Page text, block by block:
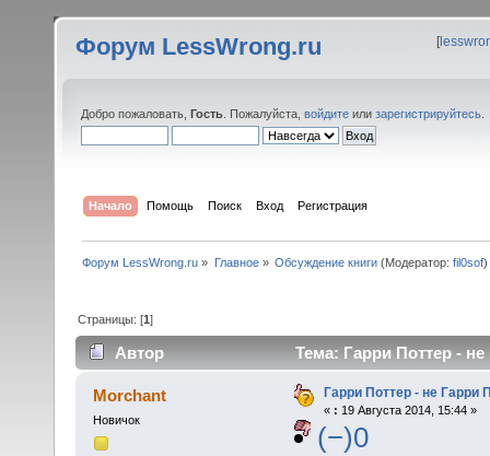
Форум LessWrong.ru [
Добро пожаловать, Гость . Пожалуйста, войдите или зарегистрируйтесь
Начало Помощь Поиск Вход Регистрация
Форум LessWrong.ru » Главное» Обсуждение книги(Модератор: fil0sof)
Страницы: [1]
Автор Тема: Гарри Поттер -
Morchant
Новичок
Гарри Поттер - не Гарри
« : 19 Августа 2014, 15:44 »
(−)0